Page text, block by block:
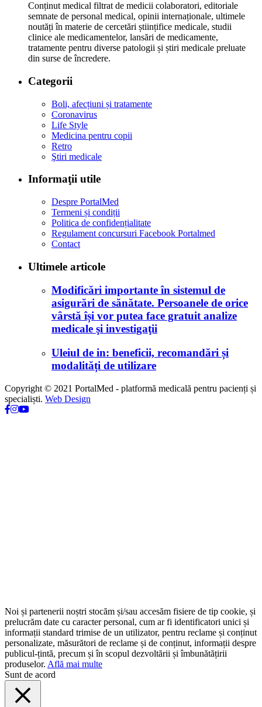
Conținut medical filtrat de medicii colaboratori, editoriale
semnate de personal medical, opinii internaționale, ultimele
noutăți în materie de cercetări științifice medicale, studii
clinice ale medicamentelor, lansări de medicamente,
tratamente pentru diverse patologii și știri medicale preluate
din surse de încredere.
Categorii
Boli, afecțiuni și tratamente
Coronavirus
Life Style
Medicina pentru copii
Retro
Ştiri medicale
Informaţii utile
Despre PortalMed
Termeni și condiții
Politica de confidențialitate
Regulament concursuri Facebook Portalmed
Contact
Ultimele articole
Modificări importante în sistemul de
asigurări de sănătate. Persoanele de orice
vârstă își vor putea face gratuit analize
medicale şi investigaţii
Uleiul de in: beneficii, recomandări și
modalități de utilizare
Copyright © 2021 PortalMed - platformă medicală pentru pacienți și
specialiști. Web Design
Noi și partenerii noștri stocăm și/sau accesăm fisiere de tip cookie, și
prelucrăm date cu caracter personal, cum ar fi identificatori unici și
informații standard trimise de un utilizator, pentru reclame și conținut
personalizate, măsurători de reclame și de conținut, informații despre
publicul-țintă, precum și în scopul dezvoltării și îmbunătățirii
produselor. Află mai multe
Sunt de acord